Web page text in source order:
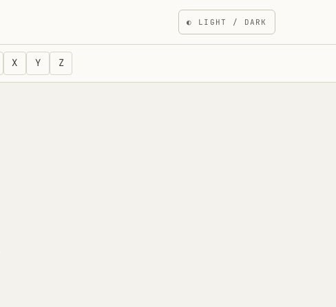
◐ LIGHT / DARK
X Y Z